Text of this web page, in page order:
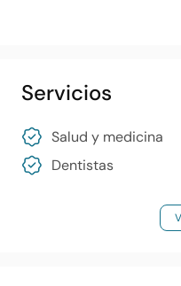
Servicios
Salud y medicina
Dentistas